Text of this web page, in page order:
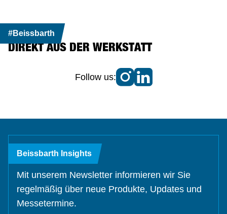
#Beissbarth
DIREKT AUS DER WERKSTATT
Follow us:
Beissbarth Insights
Mit unserem Newsletter informieren wir Sie
regelmäßig über neue Produkte, Updates und
Messetermine.